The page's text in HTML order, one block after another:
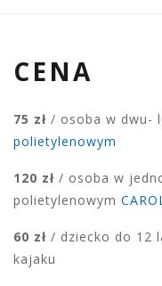
CENA
75 zł / osoba w dwu-
polietylenowym
120 zł / osoba w
polietylenowym
60 zł / dziecko do 12
kajaku